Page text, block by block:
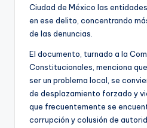
Ciudad de México las
en ese delito, concentrando
de las denuncias.
El documento, turnado a la
Constitucionales, menciona
ser un problema local, se
de desplazamiento forzado y
que frecuentemente se
corrupción y colusión de